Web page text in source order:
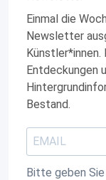
Einmal die
Newsletter
Künstler*innen.
Entdeckungen
Bestand.
Bitte geben